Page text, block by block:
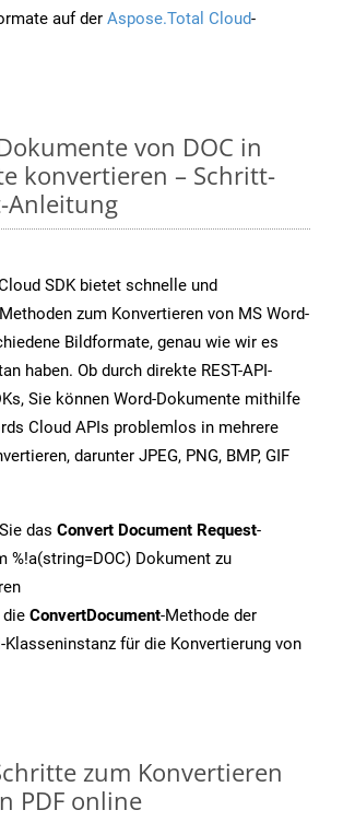
auf der Aspose.Total Cloud-
von DOC in
konvertieren – Schritt-
Anleitung
SDK bietet schnelle und
zum Konvertieren von MS Word-
Bildformate, genau wie wir es
haben. Ob durch direkte REST-API-
Sie können Word-Dokumente mithilfe
Cloud APIs problemlos in mehrere
darunter JPEG, PNG, BMP, GIF
das Convert Document Request-
%!a(string=DOC) Dokument zu
die ConvertDocument-Methode der
Klasseninstanz für die Konvertierung von
zum Konvertieren
PDF online